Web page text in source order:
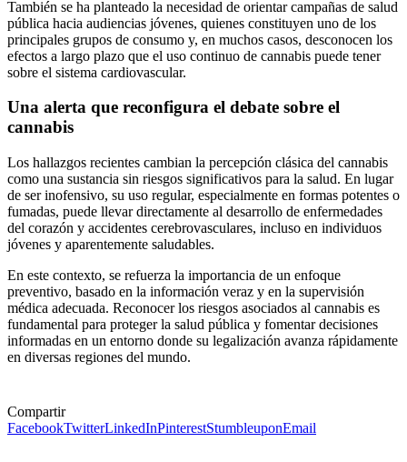
También se ha planteado la necesidad de orientar campañas de salud
pública hacia audiencias jóvenes, quienes constituyen uno de los
principales grupos de consumo y, en muchos casos, desconocen los
efectos a largo plazo que el uso continuo de cannabis puede tener
sobre el sistema cardiovascular.
Una alerta que reconfigura el debate sobre el
cannabis
Los hallazgos recientes cambian la percepción clásica del cannabis
como una sustancia sin riesgos significativos para la salud. En lugar
de ser inofensivo, su uso regular, especialmente en formas potentes o
fumadas, puede llevar directamente al desarrollo de enfermedades
del corazón y accidentes cerebrovasculares, incluso en individuos
jóvenes y aparentemente saludables.
En este contexto, se refuerza la importancia de un enfoque
preventivo, basado en la información veraz y en la supervisión
médica adecuada. Reconocer los riesgos asociados al cannabis es
fundamental para proteger la salud pública y fomentar decisiones
informadas en un entorno donde su legalización avanza rápidamente
en diversas regiones del mundo.
Compartir
FacebookTwitterLinkedInPinterestStumbleuponEmail